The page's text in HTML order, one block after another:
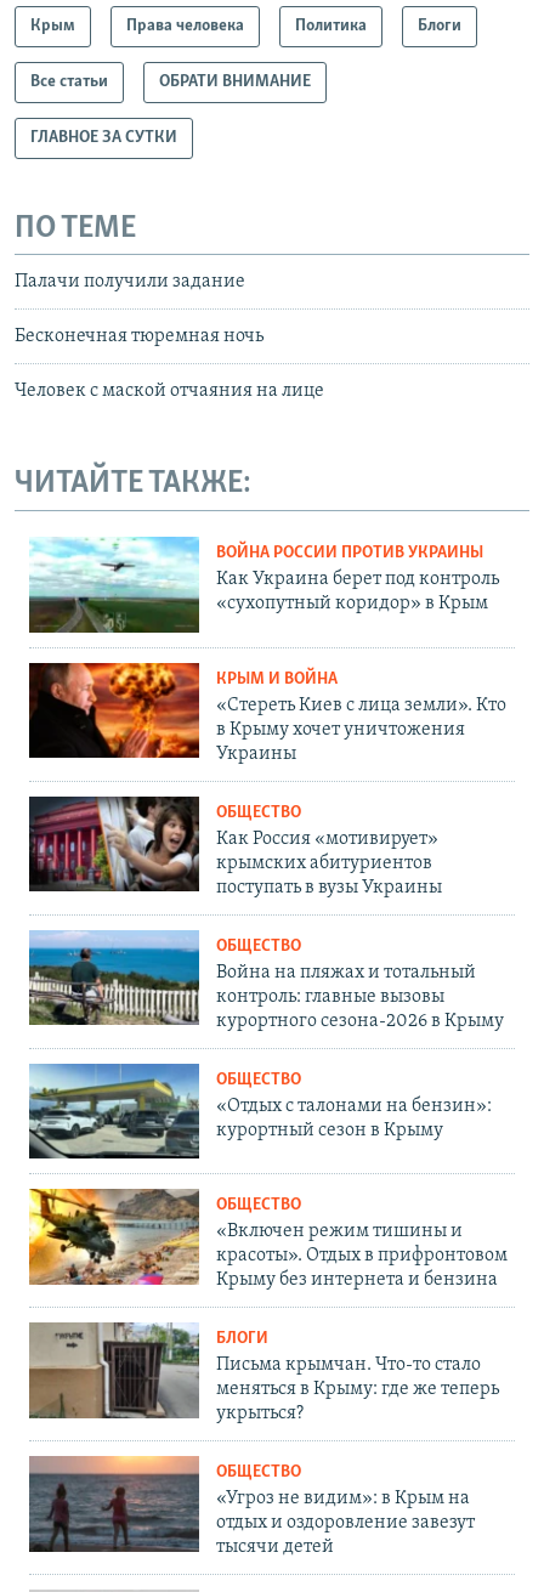
Крым Права человека Политика Блоги
Все статьи ОБРАТИ ВНИМАНИЕ
ГЛАВНОЕ ЗА СУТКИ
ПО ТЕМЕ
Палачи получили задание
Бесконечная тюремная ночь
Человек с маской отчаяния на лице
ЧИТАЙТЕ ТАКЖЕ:
ВОЙНА РОССИИ ПРОТИВ УКРАИНЫ
Как Украина берет под контроль
«сухопутный коридор» в Крым
КРЫМ И ВОЙНА
«Стереть Киев с лица земли». Кто
в Крыму хочет уничтожения
Украины
ОБЩЕСТВО
Как Россия «мотивирует»
крымских абитуриентов
поступать в вузы Украины
ОБЩЕСТВО
Война на пляжах и тотальный
контроль: главные вызовы
курортного сезона-2026 в Крыму
ОБЩЕСТВО
«Отдых с талонами на бензин»:
курортный сезон в Крыму
ОБЩЕСТВО
«Включен режим тишины и
красоты». Отдых в прифронтовом
Крыму без интернета и бензина
БЛОГИ
Письма крымчан. Что-то стало
меняться в Крыму: где же теперь
укрыться?
ОБЩЕСТВО
«Угроз не видим»: в Крым на
отдых и оздоровление завезут
тысячи детей